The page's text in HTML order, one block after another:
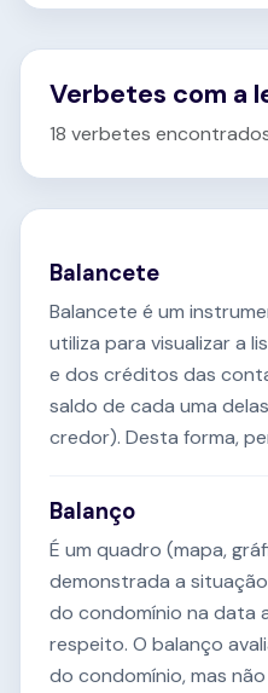
Verbetes com a
18 verbetes
Balancete
Balancete é um
utiliza para visualizar a
e dos créditos das
saldo de cada uma
credor). Desta forma,
Balanço
É um quadro (mapa,
demonstrada a
do condomínio na data
respeito. O balanço
do condomínio, mas não